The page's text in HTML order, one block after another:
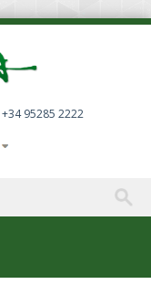
+34 95285 2222